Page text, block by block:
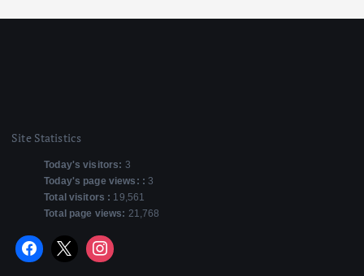
Site Statistics
Today's visitors: 3
Today's page views: :3
Total visitors : 19,561
Total page views: 21,768